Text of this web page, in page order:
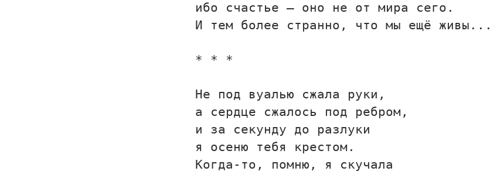
ибо счастье — оно не от мира сего.
И тем более странно, что мы ещё живы...
* * *
Не под вуалью сжала руки,
а сердце сжалось под ребром,
и за секунду до разлуки
я осеню тебя крестом.
Когда-то, помню, я скучала